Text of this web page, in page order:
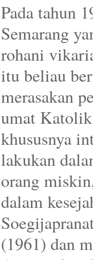
Pada tahun
Semarang
rohani
itu beliau
merasakan
umat Katolik
khususnya
lakukan
orang
dalam
(1961) dan